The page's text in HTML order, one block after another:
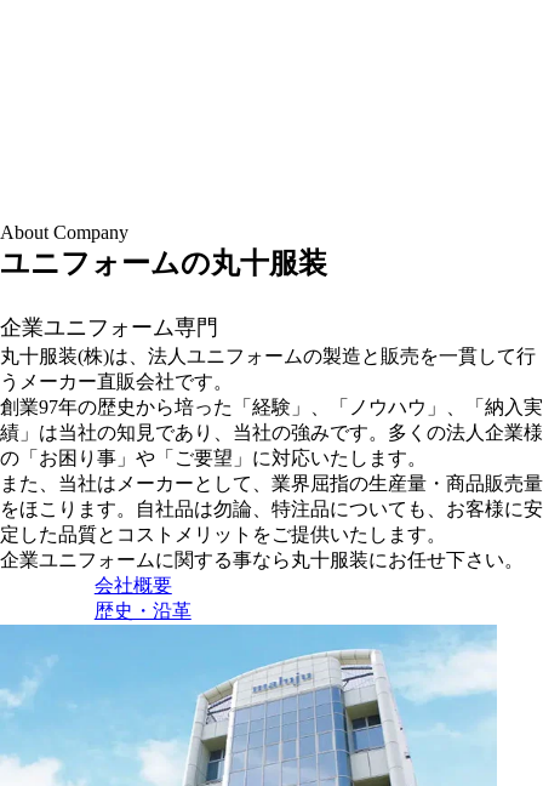
About Company
ユニフォームの丸十服装
企業ユニフォーム専門
丸十服装(株)は、法人ユニフォームの製造と販売を一貫して行
うメーカー直販会社です。
創業97年の歴史から培った「経験」、「ノウハウ」、「納入実
績」は当社の知見であり、当社の強みです。多くの法人企業様
の「お困り事」や「ご要望」に対応いたします。
また、当社はメーカーとして、業界屈指の生産量・商品販売量
をほこります。自社品は勿論、特注品についても、お客様に安
定した品質とコストメリットをご提供いたします。
企業ユニフォームに関する事なら丸十服装にお任せ下さい。
会社概要
歴史・沿革